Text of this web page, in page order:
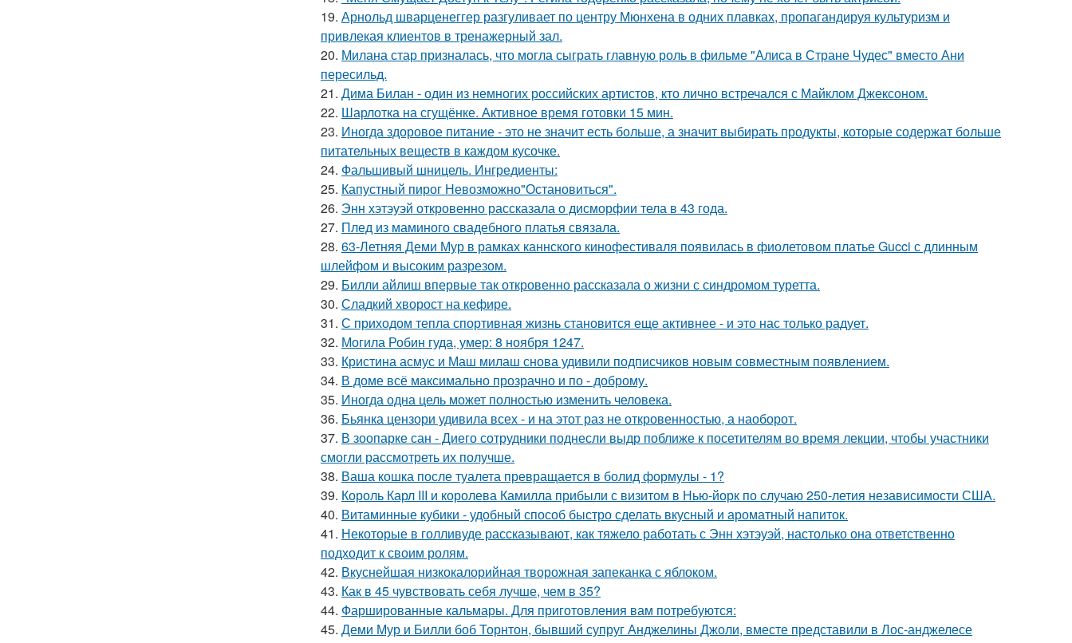
19. Арнольд шварценеггер разгуливает по центру Мюнхена в одних плавках, пропагандируя культуризм и
привлекая клиентов в тренажерный зал.
20. Милана стар призналась, что могла сыграть главную роль в фильме "Алиса в Стране Чудес" вместо Ани
пересильд.
21. Дима Билан - один из немногих российских артистов, кто лично встречался с Майклом Джексоном.
22. Шарлотка на сгущёнке. Активное время готовки 15 мин.
23. Иногда здоровое питание - это не значит есть больше, а значит выбирать продукты, которые содержат больше
питательных веществ в каждом кусочке.
24. Фальшивый шницель. Ингредиенты:
25. Капустный пирог Невозможно"Остановиться".
26. Энн хэтэуэй откровенно рассказала о дисморфии тела в 43 года.
27. Плед из маминого свадебного платья связала.
28. 63-Летняя Деми Мур в рамках каннского кинофестиваля появилась в фиолетовом платье Gucci с длинным
шлейфом и высоким разрезом.
29. Билли айлиш впервые так откровенно рассказала о жизни с синдромом туретта.
30. Сладкий хворост на кефире.
31. С приходом тепла спортивная жизнь становится еще активнее - и это нас только радует.
32. Могила Робин гуда, умер: 8 ноября 1247.
33. Кристина асмус и Маш милаш снова удивили подписчиков новым совместным появлением.
34. В доме всё максимально прозрачно и по - доброму.
35. Иногда одна цель может полностью изменить человека.
36. Бьянка цензори удивила всех - и на этот раз не откровенностью, а наоборот.
37. В зоопарке сан - Диего сотрудники поднесли выдр поближе к посетителям во время лекции, чтобы участники
смогли рассмотреть их получше.
38. Ваша кошка после туалета превращается в болид формулы - 1?
39. Король Карл III и королева Камилла прибыли с визитом в Нью-йорк по случаю 250-летия независимости США.
40. Витаминные кубики - удобный способ быстро сделать вкусный и ароматный напиток.
41. Некоторые в голливуде рассказывают, как тяжело работать с Энн хэтэуэй, настолько она ответственно
подходит к своим ролям.
42. Вкуснейшая низкокалорийная творожная запеканка с яблоком.
43. Как в 45 чувствовать себя лучше, чем в 35?
44. Фаршированные кальмары. Для приготовления вам потребуются:
45. Деми Мур и Билли боб Торнтон, бывший супруг Анджелины Джоли, вместе представили в Лос-анджелесе